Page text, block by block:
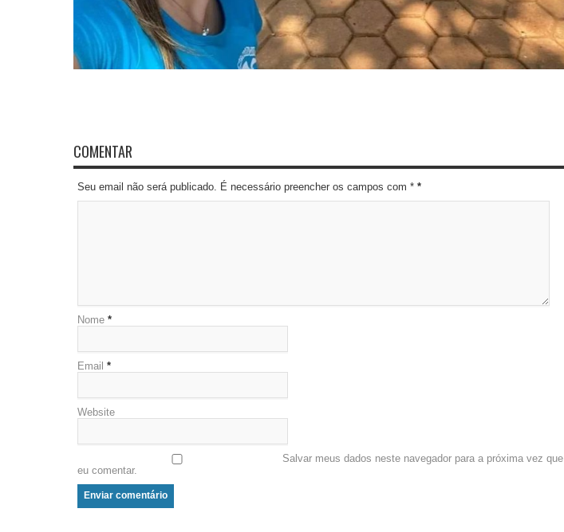
COMENTAR
Seu email não será publicado. É necessário preencher os campos com * *
Nome *
Email *
Website
Salvar meus dados neste navegador para a próxima vez que
eu comentar.